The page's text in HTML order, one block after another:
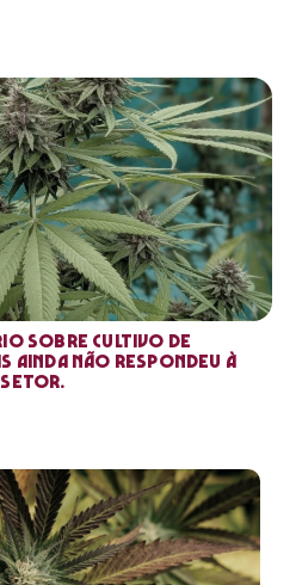
sobre cultivo de
ainda não respondeu à
setor.